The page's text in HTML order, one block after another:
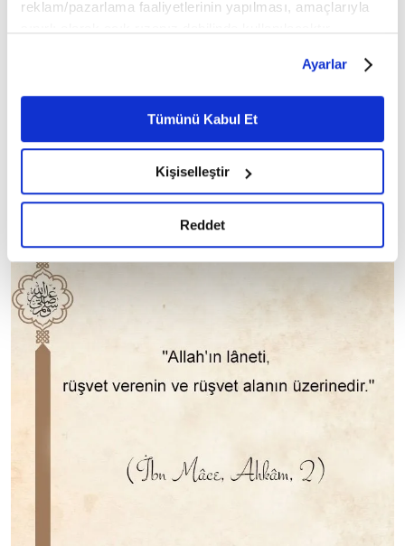
reklam/pazarlama faaliyetlerinin yapılması, amaçlarıyla
belirleyebilirsiniz. Çerezlere ilişkin detaylı bilgi için
Ayarlar butonuna tıklayabilir,Çerez Bilgilendirme
Metnimizi ziyaret edebilirsiniz.
6698 sayılı Kişisel Verilerin Korunması Kanunu uyarınca
okumak ve sitemizi ziyaretiniz kapsamında
gerçekleştirilen veri işleme faaliyetleri ile ilgili daha
detaylı bilgi almak için lütfentıklayınız.
Ayarlar
Tümünü Kabul Et
Kişiselleştir
Reddet
Kur'an-ı Kerim Mealli Hatim dinlemek için tıklayın